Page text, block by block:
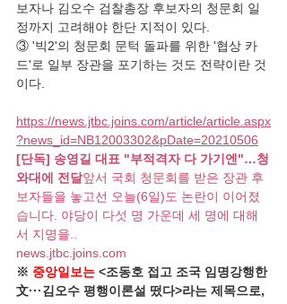
보자나 김오수 검찰총장 후보자의 청문회 일
정까지 고려해야 한단 지적이 있다.
③ '빅2'의 청문회 문턱 돌파를 위한 '협상 카
드'로 일부 장관을 포기하는 것도 전략이란 것
이다.
https://news.jtbc.joins.com/article/article.aspx
?news_id=NB12003302&pDate=20210506
[단독] 송영길 대표 "부적격자 다 가기엔"…청
와대에 전달앞서 국회 청문회를 받은 장관 후
보자들을 놓고선 오늘(6일)도 논란이 이어졌
습니다. 야당이 다섯 명 가운데 세 명에 대해
서 지명을..
news.jtbc.joins.com
※ 중앙일보는 <조동호 접고 조국 임명강행한
文···김오수 평행이론설 떴다>라는 제목으로,